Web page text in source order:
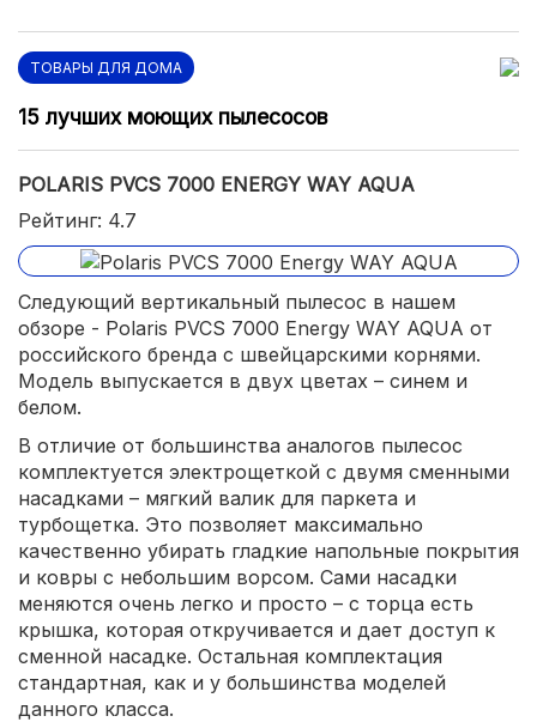
ТОВАРЫ ДЛЯ ДОМА
15 лучших моющих пылесосов
POLARIS PVCS 7000 ENERGY WAY AQUA
Рейтинг: 4.7
Следующий вертикальный пылесос в нашем
обзоре - Polaris PVCS 7000 Energy WAY AQUA от
российского бренда с швейцарскими корнями.
Модель выпускается в двух цветах – синем и
белом.
В отличие от большинства аналогов пылесос
комплектуется электрощеткой с двумя сменными
насадками – мягкий валик для паркета и
турбощетка. Это позволяет максимально
качественно убирать гладкие напольные покрытия
и ковры с небольшим ворсом. Сами насадки
меняются очень легко и просто – с торца есть
крышка, которая откручивается и дает доступ к
сменной насадке. Остальная комплектация
стандартная, как и у большинства моделей
данного класса.